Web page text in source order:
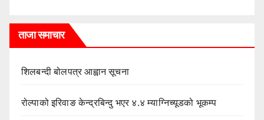
ताजा समाचार
शिलबन्दी बोलपत्र आह्वान सूचना
रोल्पाको इरिवाङ केन्द्रबिन्दु भएर ४.४ म्याग्निच्यूडको भूकम्प